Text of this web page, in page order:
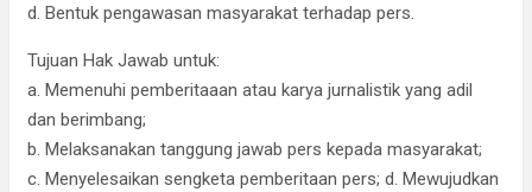
d. Bentuk pengawasan masyarakat terhadap pers.
Tujuan Hak Jawab untuk:
a. Memenuhi pemberitaaan atau karya jurnalistik yang adil
dan berimbang;
b. Melaksanakan tanggung jawab pers kepada masyarakat;
c. Menyelesaikan sengketa pemberitaan pers; d. Mewujudkan